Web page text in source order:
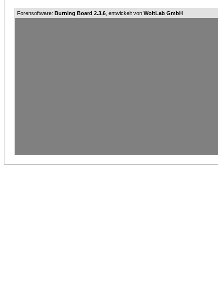
Forensoftware: Burning Board 2.3.6 , entwickelt von WoltLab GmbH